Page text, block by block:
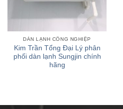
DÀN LẠNH CÔNG NGHIỆP
Kim Trần Tổng Đại Lý phân
phối dàn lạnh Sungjin chính
hãng